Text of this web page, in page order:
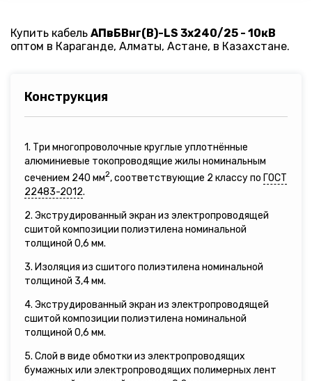
Купить кабель АПвБВнг(B)-LS 3х240/25 - 10кВ
оптом в Караганде, Алматы, Астане, в Казахстане.
Конструкция
1. Три многопроволочные круглые уплотнённые
алюминиевые токопроводящие жилы номинальным
сечением 240 мм2, соответствующие 2 классу по ГОСТ
22483-2012.
2. Экструдированный экран из электропроводящей
сшитой композиции полиэтилена номинальной
толщиной 0,6 мм.
3. Изоляция из сшитого полиэтилена номинальной
толщиной 3,4 мм.
4. Экструдированный экран из электропроводящей
сшитой композиции полиэтилена номинальной
толщиной 0,6 мм.
5. Слой в виде обмотки из электропроводящих
бумажных или электропроводящих полимерных лент